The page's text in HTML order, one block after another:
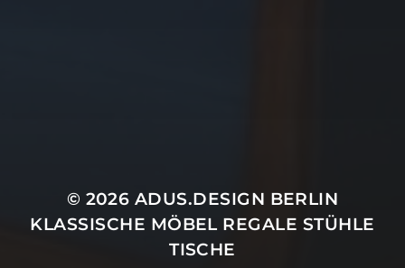
© 2026 ADUS.DESIGN BERLIN
KLASSISCHE MÖBEL REGALE STÜHLE
TISCHE